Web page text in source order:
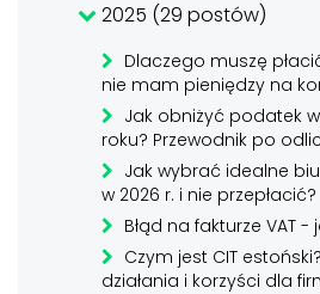
2025 (29 postów)
Dlaczego muszę
nie mam pieniędzy na
Jak obniżyć podatek
roku? Przewodnik po
Jak wybrać idealne
w 2026 r. i nie przepłacić?
Błąd na fakturze VAT -
Czym jest CIT
działania i korzyści dla